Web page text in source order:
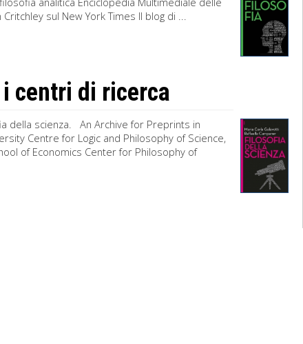
sul New York Times Il blog di ...
centri di ricerca
della scienza. An Archive for Preprints in
Centre for Logic and Philosophy of Science,
of Economics Center for Philosophy of